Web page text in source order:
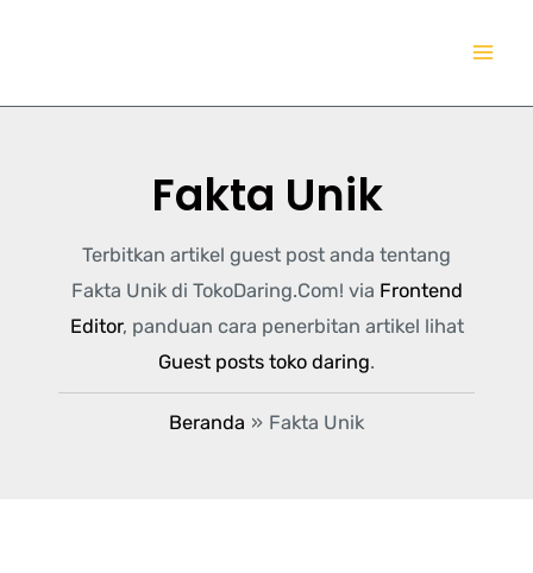
Fakta Unik
Terbitkan artikel guest post anda tentang
Fakta Unik di TokoDaring.Com! via Frontend
Editor, panduan cara penerbitan artikel lihat
Guest posts toko daring.
Beranda Fakta Unik